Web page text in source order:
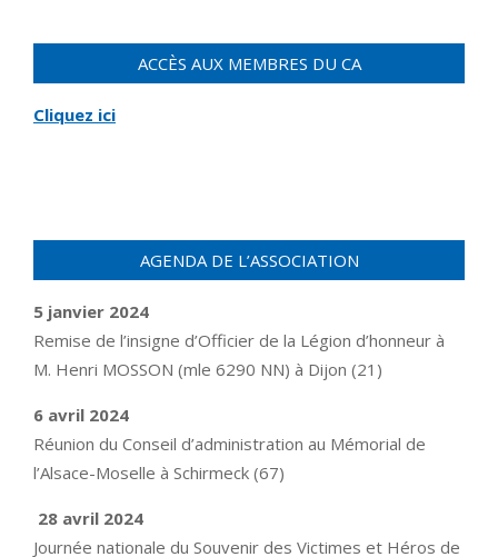
ACCÈS AUX MEMBRES DU CA
Cliquez ici
AGENDA DE L’ASSOCIATION
5 janvier 2024
Remise de l’insigne d’Officier de la Légion d’honneur à
M. Henri MOSSON (mle 6290 NN) à Dijon (21)
6 avril 2024
Réunion du Conseil d’administration au Mémorial de
l’Alsace-Moselle à Schirmeck (67)
28 avril 2024
Journée nationale du Souvenir des Victimes et Héros de